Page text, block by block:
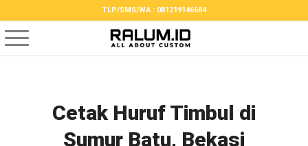
TLP/SMS/WA : 081219146684
Cetak Huruf Timbul di
Sumur Batu, Bekasi